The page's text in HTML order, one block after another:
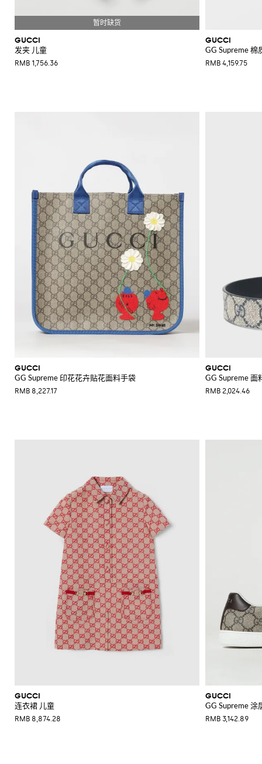
GUCCI
发夹 儿童
RMB 1,756.36
GUCCI
GG Supreme 棉
RMB 4,159.75
GUCCI
GG Supreme 印花花卉贴花面料手袋
RMB 8,227.17
GUCCI
GG Supreme 面
RMB 2,024.46
GUCCI
连衣裙 儿童
RMB 8,874.28
GUCCI
GG Supreme 涂
RMB 3,142.89